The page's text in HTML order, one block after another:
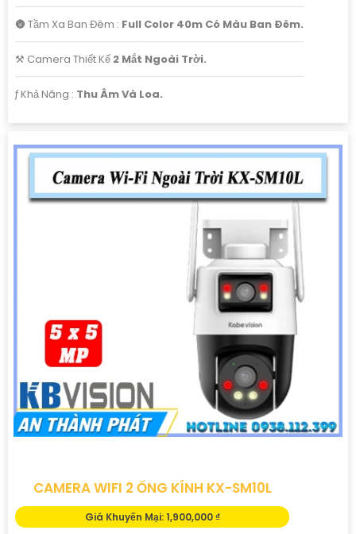
🌚 Tầm Xa Ban Đêm : Full Color 40m Có Màu Ban Ðêm.
⚒ Camera Thiết Kế 2 Mắt Ngoài Trời.
️ƒ Khả Năng : Thu Âm Và Loa.
CAMERA WIFI 2 ỐNG KÍNH KX-SM10L
Giá Khuyến Mại: 1,900,000 ₫